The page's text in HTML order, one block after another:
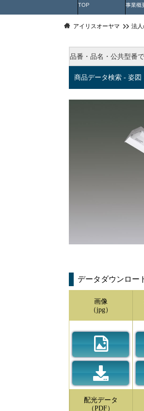
TOP 事業概
アイリスオーヤマ 法
品番・品名・公共型番
商品データ検索 - 姿図
データダウンロー
画像
（jpg）
配光データ
（PDF）